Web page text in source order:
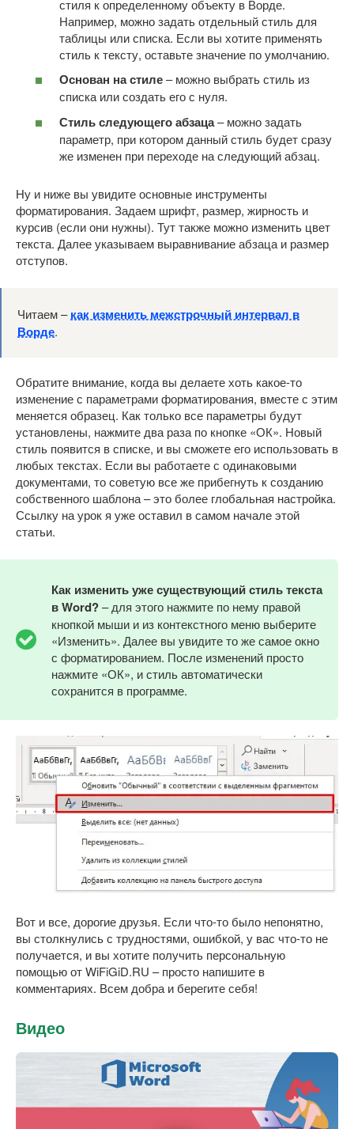
стиля к определенному объекту в Ворде.
Например, можно задать отдельный стиль для
таблицы или списка. Если вы хотите применять
стиль к тексту, оставьте значение по умолчанию.
Основан на стиле– можно выбрать стиль из
списка или создать его с нуля.
Стиль следующего абзаца– можно задать
параметр, при котором данный стиль будет сразу
же изменен при переходе на следующий абзац.
Ну и ниже вы увидите основные инструменты
форматирования. Задаем шрифт, размер, жирность и
курсив (если они нужны). Тут также можно изменить цвет
текста. Далее указываем выравнивание абзаца и размер
отступов.
Читаем –как изменить межстрочный интервал в
Ворде.
Обратите внимание, когда вы делаете хоть какое-то
изменение с параметрами форматирования, вместе с этим
меняется образец. Как только все параметры будут
установлены, нажмите два раза по кнопке «ОК». Новый
стиль появится в списке, и вы сможете его использовать в
любых текстах. Если вы работаете с одинаковыми
документами, то советую все же прибегнуть к созданию
собственного шаблона – это более глобальная настройка.
Ссылку на урок я уже оставил в самом начале этой
статьи.
Как изменить уже существующий стиль текста
в Word?– для этого нажмите по нему правой
кнопкой мыши и из контекстного меню выберите
«Изменить». Далее вы увидите то же самое окно
с форматированием. После изменений просто
нажмите «ОК», и стиль автоматически
сохранится в программе.
Вот и все, дорогие друзья. Если что-то было непонятно,
вы столкнулись с трудностями, ошибкой, у вас что-то не
получается, и вы хотите получить персональную
помощью от WiFiGiD.RU – просто напишите в
комментариях. Всем добра и берегите себя!
Видео